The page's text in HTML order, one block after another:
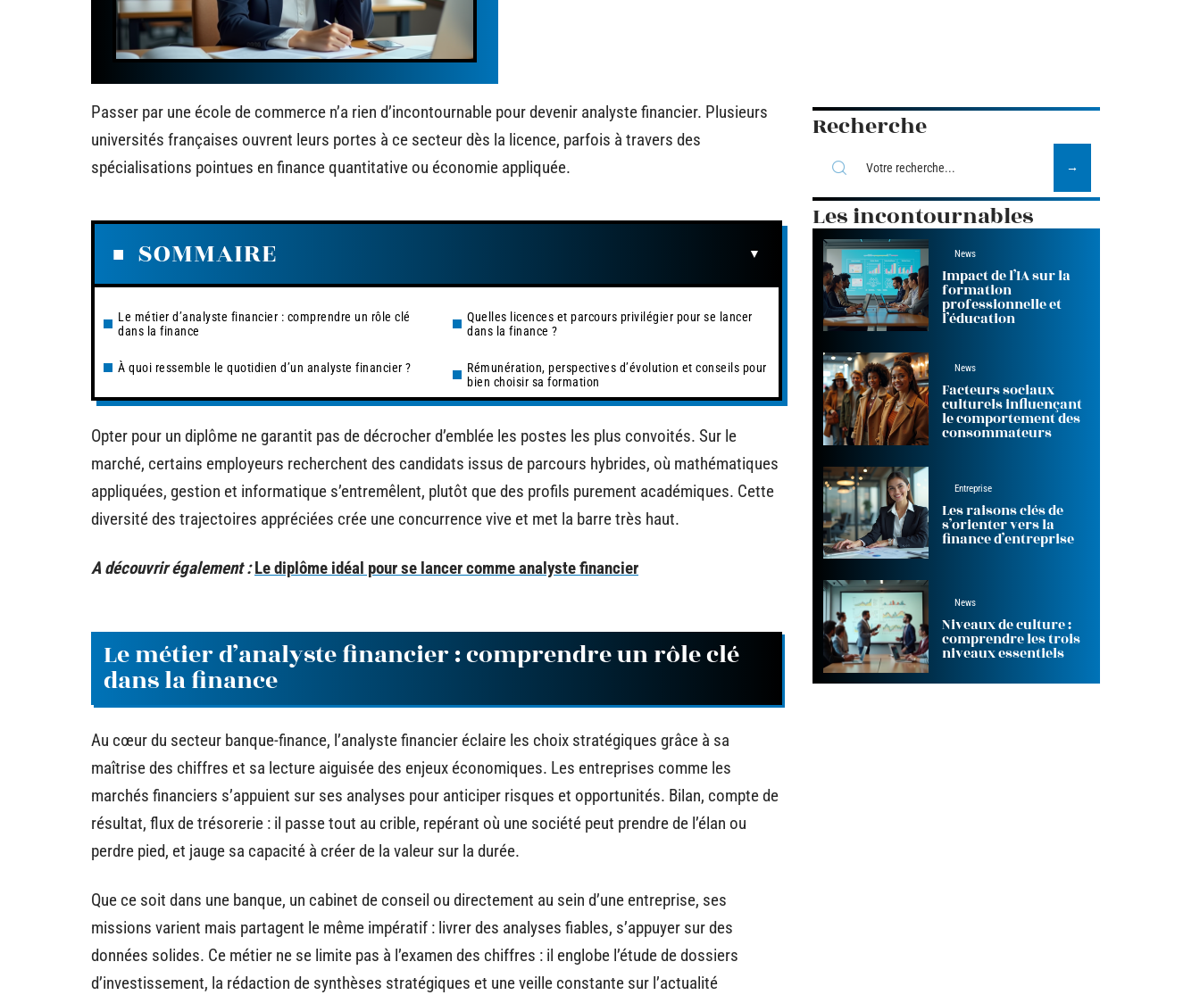
Passer par une école de commerce n’a rien d’incontournable pour devenir analyste financier. Plusieurs
universités françaises ouvrent leurs portes à ce secteur dès la licence, parfois à travers des
spécialisations pointues en finance quantitative ou économie appliquée.
SOMMAIRE
Le métier d’analyste financier : comprendre un rôle clé
dans la finance
À quoi ressemble le quotidien d’un analyste financier ?
Quelles licences et parcours privilégier pour se lancer
dans la finance ?
Rémunération, perspectives d’évolution et conseils pour
bien choisir sa formation
Opter pour un diplôme ne garantit pas de décrocher d’emblée les postes les plus convoités. Sur le
marché, certains employeurs recherchent des candidats issus de parcours hybrides, où mathématiques
appliquées, gestion et informatique s’entremêlent, plutôt que des profils purement académiques. Cette
diversité des trajectoires appréciées crée une concurrence vive et met la barre très haut.
A découvrir également : Le diplôme idéal pour se lancer comme analyste financier
Le métier d’analyste financier : comprendre un rôle clé
dans la finance
Au cœur du secteur banque-finance, l’analyste financier éclaire les choix stratégiques grâce à sa
maîtrise des chiffres et sa lecture aiguisée des enjeux économiques. Les entreprises comme les
marchés financiers s’appuient sur ses analyses pour anticiper risques et opportunités. Bilan, compte de
résultat, flux de trésorerie : il passe tout au crible, repérant où une société peut prendre de l’élan ou
perdre pied, et jauge sa capacité à créer de la valeur sur la durée.
Que ce soit dans une banque, un cabinet de conseil ou directement au sein d’une entreprise, ses
missions varient mais partagent le même impératif : livrer des analyses fiables, s’appuyer sur des
données solides. Ce métier ne se limite pas à l’examen des chiffres : il englobe l’étude de dossiers
d’investissement, la rédaction de synthèses stratégiques et une veille constante sur l’actualité
Recherche
Les incontournables
News
Impact de l’IA sur la
formation
professionnelle et
l’éducation
News
Facteurs sociaux
culturels influençant
le comportement des
consommateurs
Entreprise
Les raisons clés de
s’orienter vers la
finance d’entreprise
News
Niveaux de culture :
comprendre les trois
niveaux essentiels